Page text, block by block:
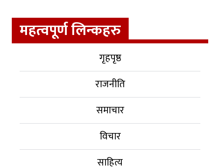
महत्वपूर्ण लिन्कहरु
गृहपृष्ठ
राजनीति
समाचार
विचार
साहित्य